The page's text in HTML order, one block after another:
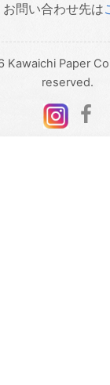
お問い合わせ先は
Kawaichi Paper
reserved.